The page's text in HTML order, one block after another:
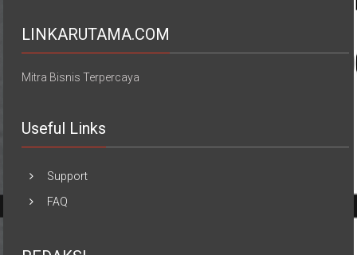
LINKARUTAMA.COM
Mitra Bisnis Terpercaya
Useful Links
Support
FAQ